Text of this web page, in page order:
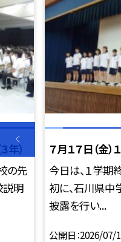
年）
の先
説明
７月１７日（金
今日は、１学期
初に、石川県
披露を行い...
公開日 2026/07/